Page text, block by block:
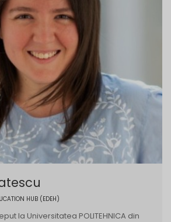
HUB (EDEH)
la Universitatea POLITEHNICA din